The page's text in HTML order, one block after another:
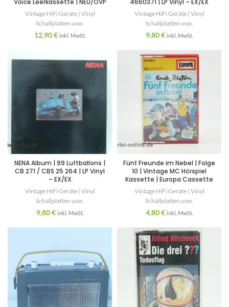
Voice Leerkassette | NEU/OVP
Vintage HiFi Geräte | Vinyl
Schallplatten usw.
12,90€ inkl. MwSt.
4660371 | LP Vinyl – EX/EX
Vintage HiFi Geräte | Vinyl
Schallplatten usw.
9,80€ inkl. MwSt.
NENA Album | 99 Luftballons |
CB 271 / CBS 25 264 | LP Vinyl
– EX/EX
Vintage HiFi Geräte | Vinyl
Schallplatten usw.
9,80€ inkl. MwSt.
Fünf Freunde im Nebel | Folge
10 | Vintage MC Hörspiel
Kassette | Europa Cassette
Vintage HiFi Geräte | Vinyl
Schallplatten usw.
4,80€ inkl. MwSt.